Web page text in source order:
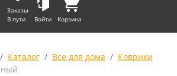
Заказы
В пути
Войти Корзина
Каталог Все для дома
Коврики